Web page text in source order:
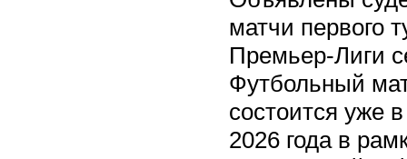
матчи первого
Премьер-Лиги
Футбольный
состоится уже
2026 года в